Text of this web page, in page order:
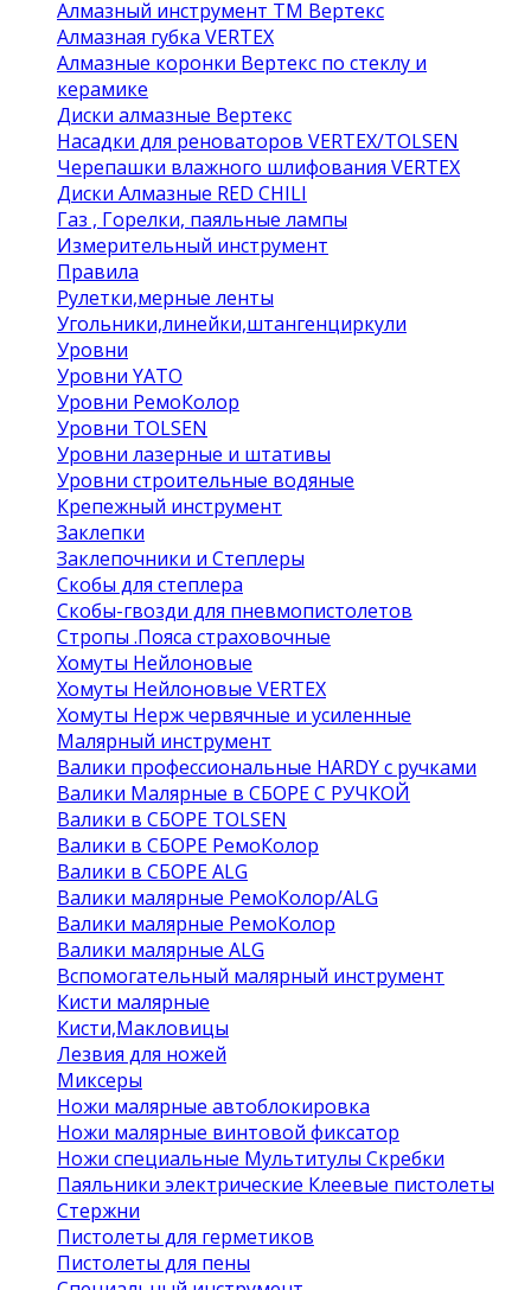
Алмазный инструмент ТМ Вертекс
Алмазная губка VERTEX
Алмазные коронки Вертекс по стеклу и
керамике
Диски алмазные Вертекс
Насадки для реноваторов VERTEX/TOLSEN
Черепашки влажного шлифования VERTEX
Диски Алмазные RED CHILI
Газ , Горелки, паяльные лампы
Измерительный инструмент
Правила
Рулетки,мерные ленты
Угольники,линейки,штангенциркули
Уровни
Уровни YATO
Уровни РемоКолор
Уровни TOLSEN
Уровни лазерные и штативы
Уровни строительные водяные
Крепежный инструмент
Заклепки
Заклепочники и Степлеры
Скобы для степлера
Скобы-гвозди для пневмопистолетов
Стропы .Пояса страховочные
Хомуты Нейлоновые
Хомуты Нейлоновые VERTEX
Хомуты Нерж червячные и усиленные
Малярный инструмент
Валики профессиональные HARDY с ручками
Валики Малярные в СБОРЕ С РУЧКОЙ
Валики в СБОРЕ TOLSEN
Валики в СБОРЕ РемоКолор
Валики в СБОРЕ ALG
Валики малярные РемоКолор/ALG
Валики малярные РемоКолор
Валики малярные ALG
Вспомогательный малярный инструмент
Кисти малярные
Кисти,Макловицы
Лезвия для ножей
Миксеры
Ножи малярные автоблокировка
Ножи малярные винтовой фиксатор
Ножи специальные Мультитулы Скребки
Паяльники электрические Клеевые пистолеты
Стержни
Пистолеты для герметиков
Пистолеты для пены